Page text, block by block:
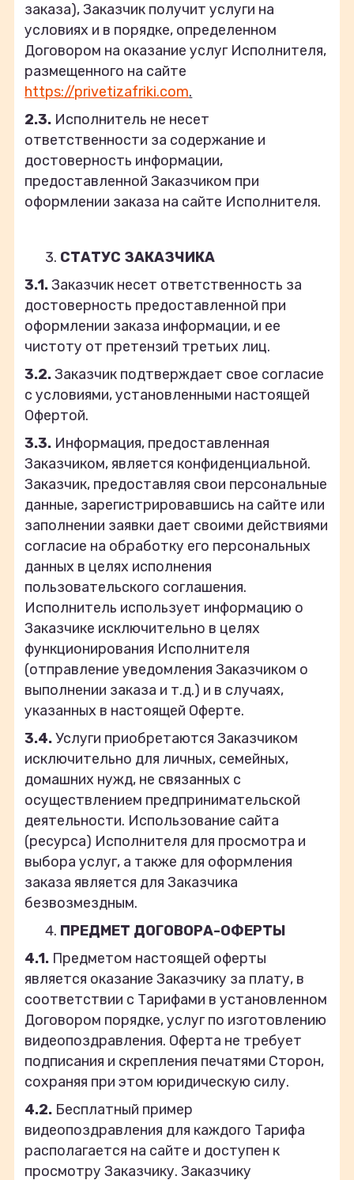
заказа), Заказчик получит услуги на
условиях и в порядке, определенном
Договором на оказание услуг Исполнителя,
размещенного на сайте
https://privetizafriki.com.
2.3. Исполнитель не несет
ответственности за содержание и
достоверность информации,
предоставленной Заказчиком при
оформлении заказа на сайте Исполнителя.
СТАТУС ЗАКАЗЧИКА
3.1.Заказчик несет ответственность за
достоверность предоставленной при
оформлении заказа информации, и ее
чистоту от претензий третьих лиц.
3.2.Заказчик подтверждает свое согласие
с условиями, установленными настоящей
Офертой.
3.3. Информация, предоставленная
Заказчиком, является конфиденциальной.
Заказчик, предоставляя свои персональные
данные, зарегистрировавшись на сайте или
заполнении заявки дает своими действиями
согласие на обработку его персональных
данных в целях исполнения
пользовательского соглашения.
Исполнитель использует информацию о
Заказчике исключительно в целях
функционирования Исполнителя
(отправление уведомления Заказчиком о
выполнении заказа и т.д.) и в случаях,
указанных в настоящей Оферте.
3.4.Услуги приобретаются Заказчиком
исключительно для личных, семейных,
домашних нужд, не связанных с
осуществлением предпринимательской
деятельности. Использование сайта
(ресурса) Исполнителя для просмотра и
выбора услуг, а также для оформления
заказа является для Заказчика
безвозмездным.
ПРЕДМЕТ ДОГОВОРА-ОФЕРТЫ
4.1. Предметом настоящей оферты
является оказание Заказчику за плату, в
соответствии с Тарифами в установленном
Договором порядке, услуг по изготовлению
видеопоздравления. Оферта не требует
подписания и скрепления печатями Сторон,
сохраняя при этом юридическую силу.
4.2. Бесплатный пример
видеопоздравления для каждого Тарифа
располагается на сайте и доступен к
просмотру Заказчику. Заказчику